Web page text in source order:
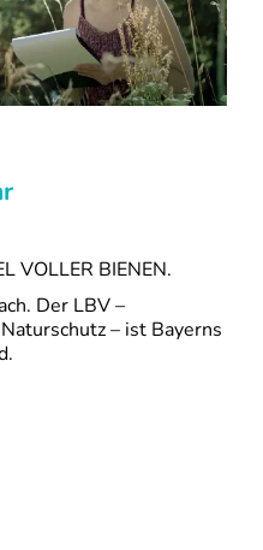
VOLLER BIENEN.
Der LBV –
– ist Bayerns